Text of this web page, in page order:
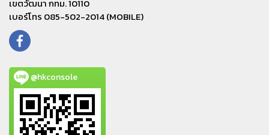
เขตวัฒนา กทม. 10110
เบอร์โทร 085-502-2014 (MOBILE)
@hkconsole